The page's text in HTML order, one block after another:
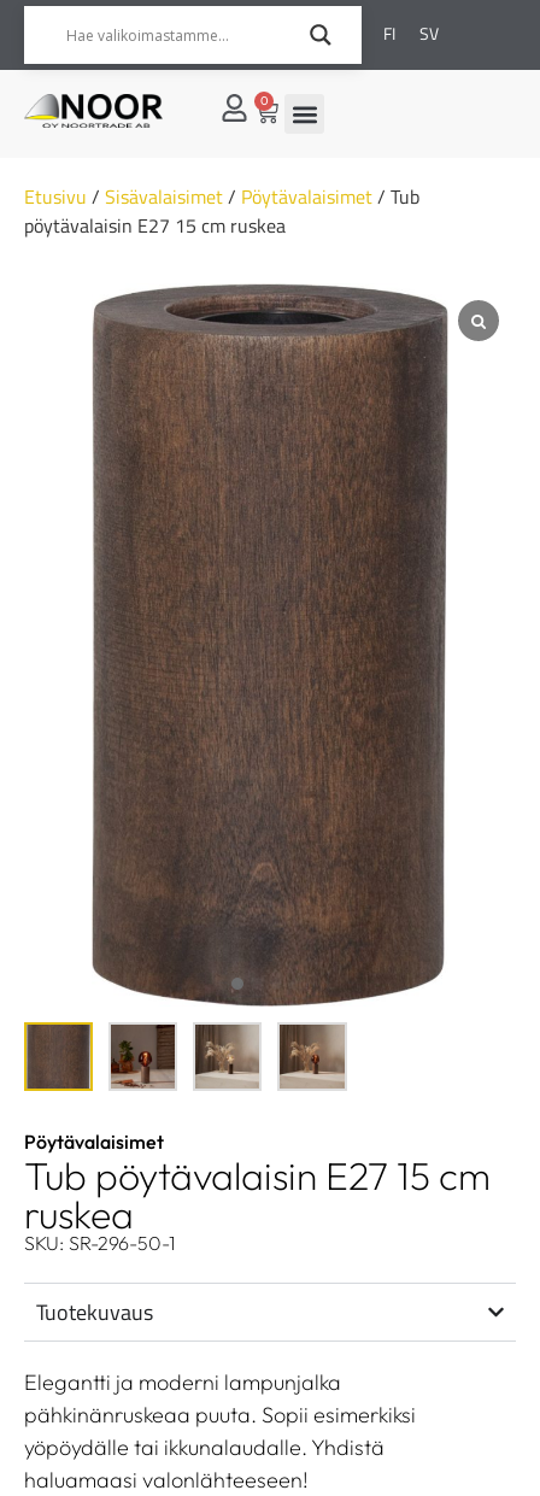
FI SV
0
Etusivu / Sisävalaisimet/ Pöytävalaisimet/ Tub
pöytävalaisin E27 15 cm ruskea
Pöytävalaisimet
Tub pöytävalaisin E27 15 cm
ruskea
SKU: SR-296-50-1
Tuotekuvaus
Elegantti ja moderni lampunjalka
pähkinänruskeaa puuta. Sopii esimerkiksi
yöpöydälle tai ikkunalaudalle. Yhdistä
haluamaasi valonlähteeseen!